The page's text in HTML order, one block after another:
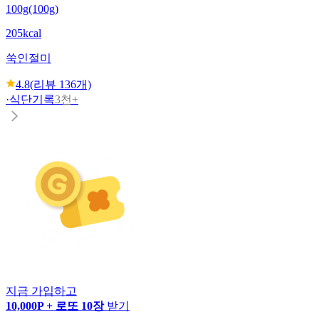
100g(100g)
205kcal
쑥인절미
4.8(리뷰 136개)
·식단기록3천+
지금 가입하고
10,000P + 로또 10장 받기